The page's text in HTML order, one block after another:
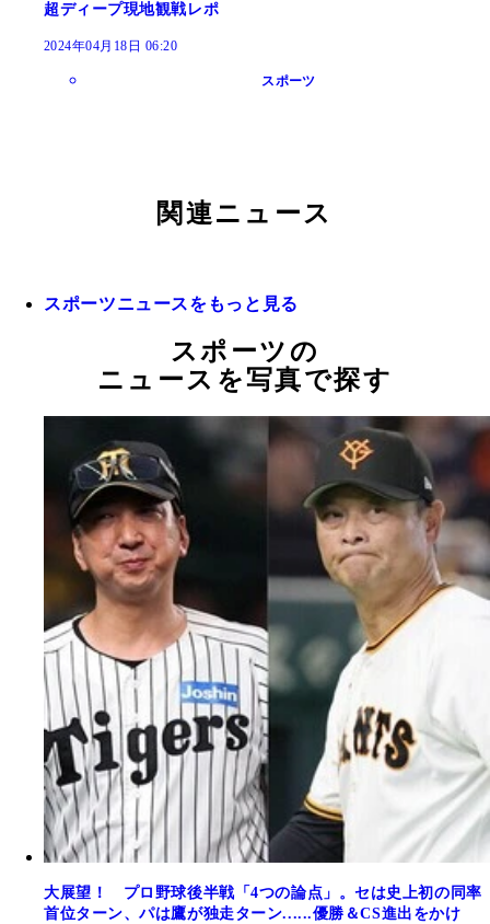
超ディープ現地観戦レポ
2024年04月18日 06:20
スポーツ
関連ニュース
スポーツニュースをもっと見る
スポーツの
ニュースを写真で探す
大展望！ プロ野球後半戦「4つの論点」。セは史上初の同率
首位ターン、パは鷹が独走ターン......優勝＆CS進出をかけ